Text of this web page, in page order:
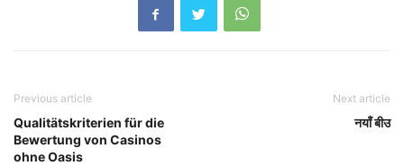
Previous article
Qualitätskriterien für die
Bewertung von Casinos
ohne Oasis
Next article
नयाँ बीउ